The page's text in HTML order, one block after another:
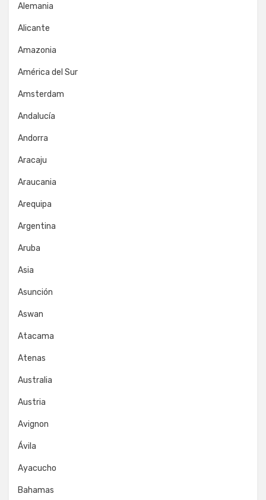
Alemania
Alicante
Amazonia
América del Sur
Amsterdam
Andalucía
Andorra
Aracaju
Araucania
Arequipa
Argentina
Aruba
Asia
Asunción
Aswan
Atacama
Atenas
Australia
Austria
Avignon
Ávila
Ayacucho
Bahamas